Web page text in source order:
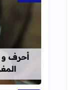
أحرف و